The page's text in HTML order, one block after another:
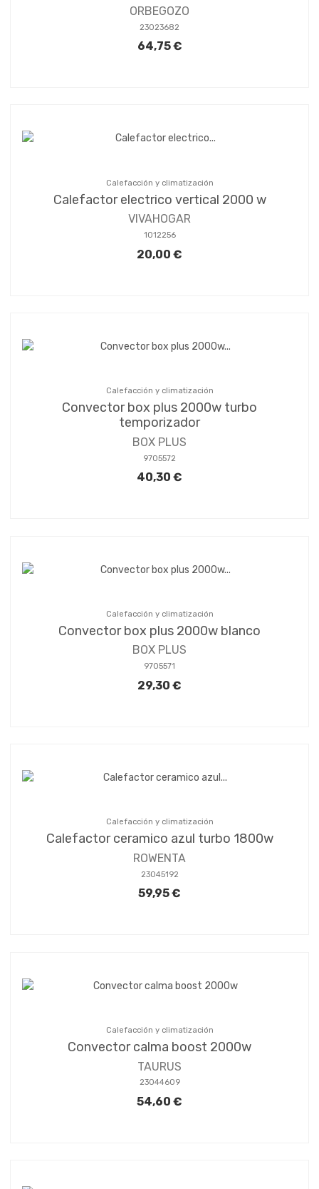
ORBEGOZO
23023682
64,75 €
Calefacción y climatización
Calefactor electrico vertical 2000 w
VIVAHOGAR
1012256
20,00 €
Calefacción y climatización
Convector box plus 2000w turbo
temporizador
BOX PLUS
9705572
40,30 €
Calefacción y climatización
Convector box plus 2000w blanco
BOX PLUS
9705571
29,30 €
Calefacción y climatización
Calefactor ceramico azul turbo 1800w
ROWENTA
23045192
59,95 €
Calefacción y climatización
Convector calma boost 2000w
TAURUS
23044609
54,60 €